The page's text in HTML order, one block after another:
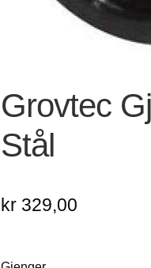
Grovtec
Stål
kr 329,00